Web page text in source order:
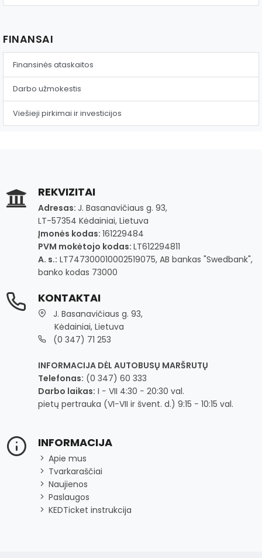
FINANSAI
Finansinės ataskaitos
Darbo užmokestis
Viešieji pirkimai ir investicijos
REKVIZITAI
Adresas: J. Basanavičiaus g. 93,
LT-57354 Kėdainiai, Lietuva
Įmonės kodas: 161229484
PVM mokėtojo kodas: LT612294811
A. s.: LT747300010002519075, AB bankas "Swedbank",
banko kodas 73000
KONTAKTAI
J. Basanavičiaus g. 93,
Kėdainiai, Lietuva
(0 347) 71 253
INFORMACIJA DĖL AUTOBUSŲ MARŠRUTŲ
Telefonas: (0 347) 60 333
Darbo laikas: I − VII 4:30 − 20:30 val.
pietų pertrauka (VI−VII ir švent. d.) 9:15 − 10:15 val.
INFORMACIJA
Apie mus
Tvarkaraščiai
Naujienos
Paslaugos
KEDTicket instrukcija